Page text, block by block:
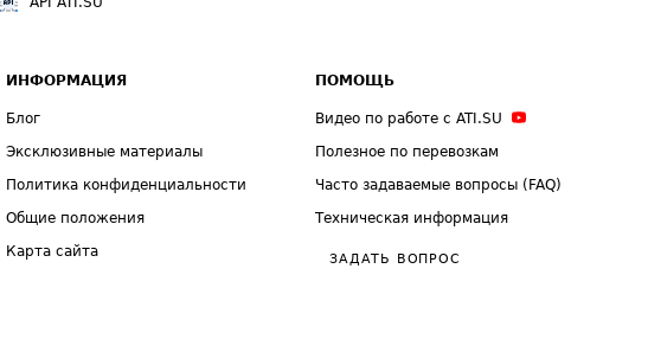
ИНФОРМАЦИЯ
Блог
Эксклюзивные материалы
Политика конфиденциальности
Общие положения
Карта сайта
ПОМОЩЬ
Видео по работе с ATI.SU
Полезное по перевозкам
Часто задаваемые вопросы (FAQ)
Техническая информация
ЗАДАТЬ ВОПРОС